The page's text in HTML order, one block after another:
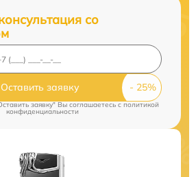
со
Оставить заявку
заявку" Вы соглашаетесь cполитикой
конфиденциальности